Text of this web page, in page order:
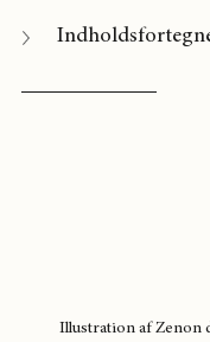
Illustration af Zenon